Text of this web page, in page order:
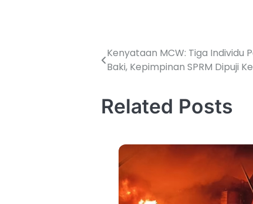
Kenyataan MCW: Tiga
Baki, Kepimpinan SPRM Dipuji
Related Posts